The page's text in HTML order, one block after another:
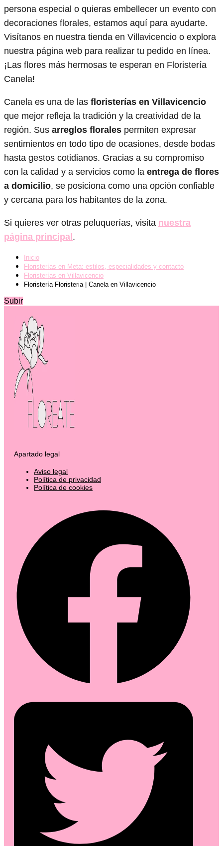
persona especial o quieras embellecer un evento con
decoraciones florales, estamos aquí para ayudarte.
Visítanos en nuestra tienda en Villavicencio o explora
nuestra página web para realizar tu pedido en línea.
¡Las flores más hermosas te esperan en Floristería
Canela!
Canela es una de las floristerías en Villavicencio
que mejor refleja la tradición y la creatividad de la
región. Sus arreglos florales permiten expresar
sentimientos en todo tipo de ocasiones, desde bodas
hasta gestos cotidianos. Gracias a su compromiso
con la calidad y a servicios como la entrega de flores
a domicilio, se posiciona como una opción confiable
y cercana para los habitantes de la zona.
Si quieres ver otras peluquerías, visita nuestra
página principal.
Inicio
Floristerías en Meta: estilos, especialidades y contacto
Floristerías en Villavicencio
Floristería Floristeria | Canela en Villavicencio
Subir
Apartado legal
Aviso legal
Política de privacidad
Política de cookies